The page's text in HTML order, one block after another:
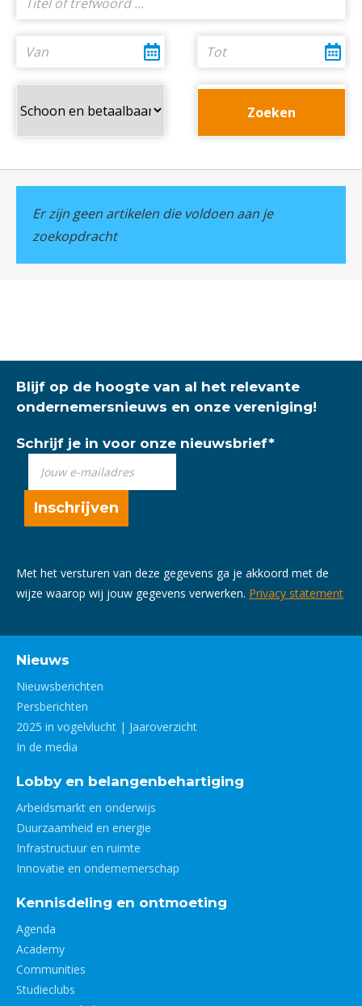
Er zijn geen artikelen die voldoen aan je
zoekopdracht
Blijf op de hoogte van al het relevante
ondernemersnieuws en onze vereniging!
Schrijf je in voor onze nieuwsbrief*
Met het versturen van deze gegevens ga je akkoord met de
wijze waarop wij jouw gegevens verwerken. Privacy statement
Nieuws
Nieuwsberichten
Persberichten
2025 in vogelvlucht | Jaaroverzicht
In de media
Lobby en belangenbehartiging
Arbeidsmarkt en onderwijs
Duurzaamheid en energie
Infrastructuur en ruimte
Innovatie en ondernemerschap
Kennisdeling en ontmoeting
Agenda
Academy
Communities
Studieclubs